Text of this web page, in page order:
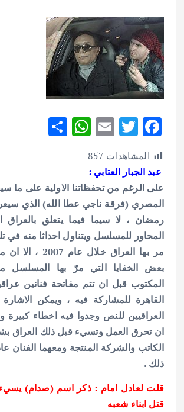
F
ac
e
b
o
o
k
T
w
it
te
r
E
ai
l
W
s
A
p
p
e
المشاهدات 857
عبد الجبار العتابي :
على الرغم من تحفظاتنا الاولية على ما
المصري (فرقة ناجي عطا الله) الذي
رمضان ، لا سيما فيما يتعلق بالعراق
المحاور للمسلسل ويتناول احداثا منه في
مر بها العراق
بعض الخفايا التي مرّ بها المسلسل
المكتوب قبل ان تتم مفاتحة فنانين
القاهرة للمشاركة فيه ، ويمكن
العراقيين للنص وجدوا فيه اخطاء
ان تحرق العمل وتسيء قبل ذلك العراق
الكاتب والشركة المنتجة ومعهما الفنان
ذلك .
قلت لعادل امام : ذكر اسم (صدام)
قتل ابناء شعبه